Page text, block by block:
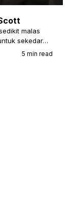
malas
sekedar…
5 min read